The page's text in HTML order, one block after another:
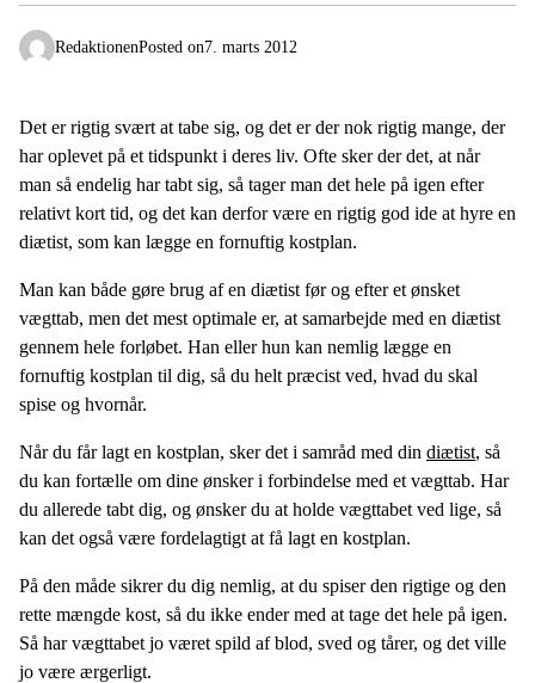
RedaktionenPosted on7. marts 2012
Det er rigtig svært at tabe sig, og det er der nok rigtig mange, der
har oplevet på et tidspunkt i deres liv. Ofte sker der det, at når
man så endelig har tabt sig, så tager man det hele på igen efter
relativt kort tid, og det kan derfor være en rigtig god ide at hyre en
diætist, som kan lægge en fornuftig kostplan.
Man kan både gøre brug af en diætist før og efter et ønsket
vægttab, men det mest optimale er, at samarbejde med en diætist
gennem hele forløbet. Han eller hun kan nemlig lægge en
fornuftig kostplan til dig, så du helt præcist ved, hvad du skal
spise og hvornår.
Når du får lagt en kostplan, sker det i samråd med din diætist, så
du kan fortælle om dine ønsker i forbindelse med et vægttab. Har
du allerede tabt dig, og ønsker du at holde vægttabet ved lige, så
kan det også være fordelagtigt at få lagt en kostplan.
På den måde sikrer du dig nemlig, at du spiser den rigtige og den
rette mængde kost, så du ikke ender med at tage det hele på igen.
Så har vægttabet jo været spild af blod, sved og tårer, og det ville
jo være ærgerligt.